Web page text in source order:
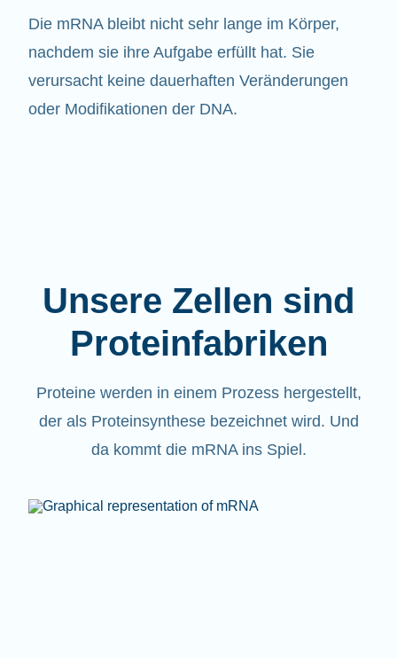
Die mRNA bleibt nicht sehr lange im Körper,
nachdem sie ihre Aufgabe erfüllt hat. Sie
verursacht keine dauerhaften Veränderungen
oder Modifikationen der DNA.
Unsere Zellen sind
Proteinfabriken
Proteine werden in einem Prozess hergestellt,
der als Proteinsynthese bezeichnet wird. Und
da kommt die mRNA ins Spiel.